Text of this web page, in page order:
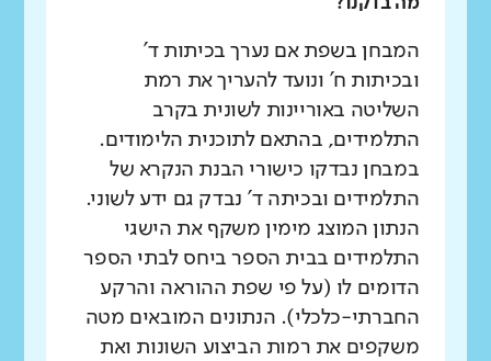
המבחן בשפת אם נערך בכיתות ד'
ובכיתות ח' ונועד להעריך את רמת
השליטה באוריינות לשונית בקרב
התלמידים, בהתאם לתוכנית הלימודים.
במבחן נבדקו כישורי הבנת הנקרא של
התלמידים ובכיתה ד' נבדק גם ידע לשוני.
הנתון המוצג מימין משקף את הישגי
התלמידים בבית הספר ביחס לבתי הספר
הדומים לו (על פי שפת ההוראה והרקע
החברתי-כלכלי). הנתונים המובאים מטה
משקפים את רמות הביצוע השונות ואת